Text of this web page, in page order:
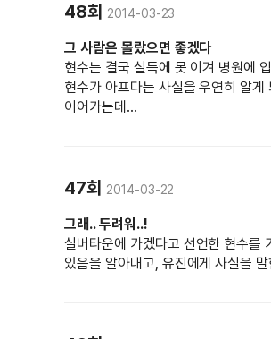
48회 2014-03-23
그 사람은 몰랐으면 좋겠다
현수는 결국 설득에 못 이겨 병원에
현수가 아프다는 사실을 우연히 알
이어가는데...
47회 2014-03-22
그래.. 두려워..!
실버타운에 가겠다고 선언한 현수를
있음을 알아내고, 유진에게 사실을